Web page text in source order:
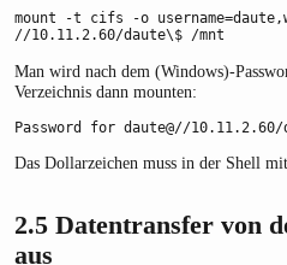
mount -t cifs -o
//10.11.2.60/daute\$ /mnt
Man wird nach dem (Windows)-
Verzeichnis dann mounten:
Password for daute@//10.11.2.60/
Das Dollarzeichen muss in der Shell
2.5 Datentransfer von
aus